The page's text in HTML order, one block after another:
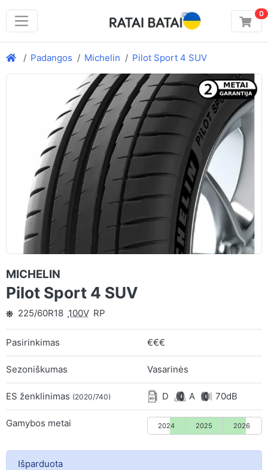
0
Padangos Michelin Pilot Sport 4 SUV
MICHELIN
Pilot Sport 4 SUV
225/60R18 100V RP
Pasirinkimas €€€
Sezoniškumas Vasarinės
ES ženklinimas (2020/740) D A 70dB
Gamybos metai 2024 2025 2026
Išparduota